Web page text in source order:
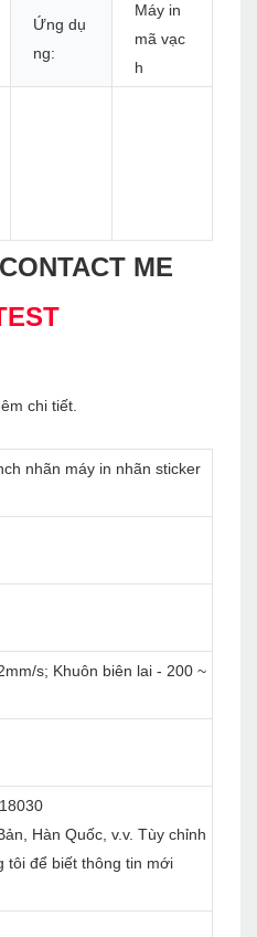
Ứng dụ
ng:
Máy in
mã vạc
h
ME
chi tiết.
nhãn máy in nhãn sticker
s; Khuôn biên lai - 200 ~
Hàn Quốc, v.v. Tùy chỉnh
tôi để biết thông tin mới